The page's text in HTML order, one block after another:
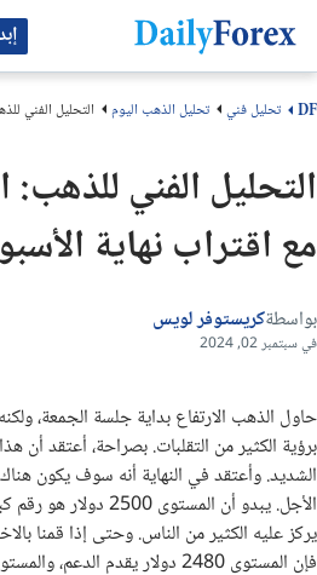
DF تحليل فني تحليل الذهب اليوم التحليل الفني
التحليل الفني
مع اقتراب نهاية
بواسطةكريستوفر لويس
في سبتمبر 02, 2024
حاول الذهب الارتفاع بداية جلسة الجمعة،
برؤية الكثير من التقلبات. بصراحة، أعتقد
الشديد. وأعتقد في النهاية أنه سوف يكون
الأجل. يبدو أن
يركز عليه الكثير من الناس. وحتى إذا قمنا